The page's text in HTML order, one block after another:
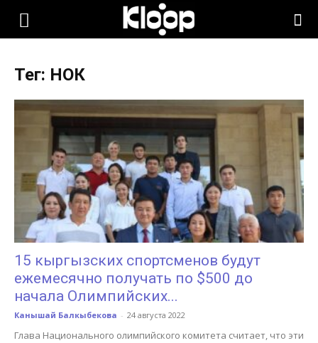
KLOOP.KG
Кыргызстана
Тег: НОК
15 кыргызских спортсменов будут
ежемесячно получать по $500 до
начала Олимпийских...
Канышай Балкыбекова - 24 августа 2022
Глава Национального олимпийского комитета считает, что эти